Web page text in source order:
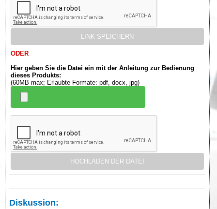
ODER
Hier geben Sie die Datei ein mit der Anleitung zur Bedienung
dieses Produkts:
(60MB max; Erlaubte Formate: pdf, docx, jpg)
Diskussion: